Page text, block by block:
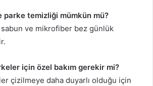
parke temizliği mümkün mü?
sabun ve mikrofiber bez günlük
için özel bakım gerekir mi?
çizilmeye daha duyarlı olduğu için